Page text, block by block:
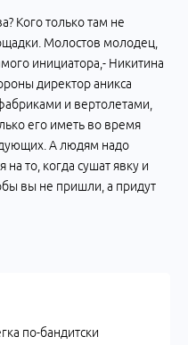
Кого только там не
Молостов молодец,
инициатора,- Никитина
директор аникса
и вертолетами,
его иметь во время
А людям надо
на то, когда сушат явку и
вы не пришли, а придут
по-бандитски